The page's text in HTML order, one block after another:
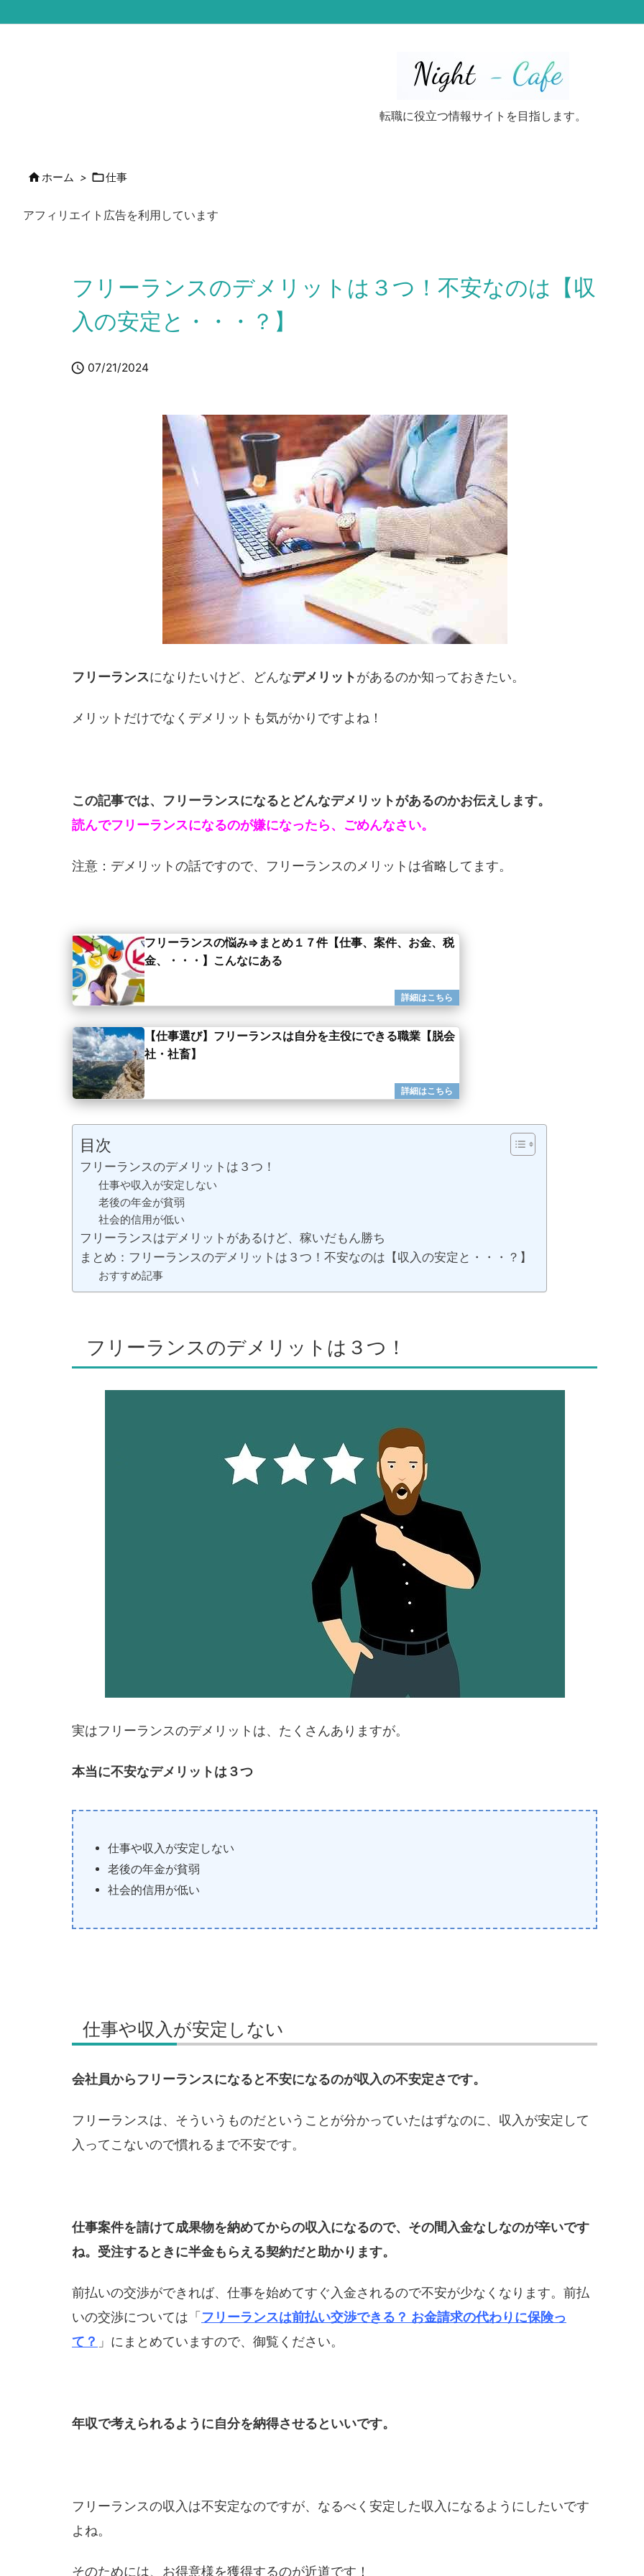
転職に役立つ情報サイトを目指します。
ホーム > 仕事
アフィリエイト広告を利用しています
フリーランスのデメリットは３つ！不安なのは【収
入の安定と・・・？】
 07/21/2024
フリーランスになりたいけど、どんなデメリットがあるのか知っておきたい。
メリットだけでなくデメリットも気がかりですよね！
この記事では、フリーランスになるとどんなデメリットがあるのかお伝えします。
読んでフリーランスになるのが嫌になったら、ごめんなさい。
注意：デメリットの話ですので、フリーランスのメリットは省略してます。
フリーランスの悩み⇒まとめ１７件【仕事、案件、お金、税
金、・・・】こんなにある
【仕事選び】フリーランスは自分を主役にできる職業【脱会
社・社畜】
目次
フリーランスのデメリットは３つ！
仕事や収入が安定しない
老後の年金が貧弱
社会的信用が低い
フリーランスはデメリットがあるけど、稼いだもん勝ち
まとめ：フリーランスのデメリットは３つ！不安なのは【収入の安定と・・・？】
おすすめ記事
フリーランスのデメリットは３つ！
実はフリーランスのデメリットは、たくさんありますが。
本当に不安なデメリットは３つ
仕事や収入が安定しない
老後の年金が貧弱
社会的信用が低い
仕事や収入が安定しない
会社員からフリーランスになると不安になるのが収入の不安定さです。
フリーランスは、そういうものだということが分かっていたはずなのに、収入が安定して
入ってこないので慣れるまで不安です。
仕事案件を請けて成果物を納めてからの収入になるので、その間入金なしなのが辛いです
ね。受注するときに半金もらえる契約だと助かります。
前払いの交渉ができれば、仕事を始めてすぐ入金されるので不安が少なくなります。前払
いの交渉については「 フリーランスは前払い交渉できる？ お金請求の代わりに保険っ
て？ 」にまとめていますので、御覧ください。
年収で考えられるように自分を納得させるといいです。
フリーランスの収入は不安定なのですが、なるべく安定した収入になるようにしたいです
よね。
そのためには、お得意様を獲得するのが近道です！